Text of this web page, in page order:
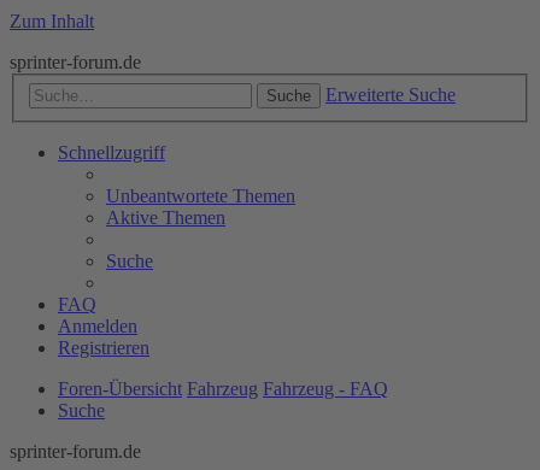
Zum Inhalt
sprinter-forum.de
Suche Erweiterte Suche
Schnellzugriff
Unbeantwortete Themen
Aktive Themen
Suche
FAQ
Anmelden
Registrieren
Foren-Übersicht Fahrzeug Fahrzeug - FAQ
Suche
sprinter-forum.de